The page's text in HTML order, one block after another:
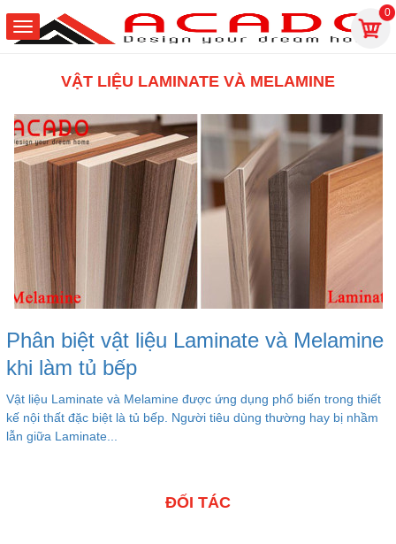
0
VẬT LIỆU LAMINATE VÀ MELAMINE
Phân biệt vật liệu Laminate và Melamine
khi làm tủ bếp
Vật liệu Laminate và Melamine được ứng dụng phổ biến trong thiết
kế nội thất đặc biệt là tủ bếp. Người tiêu dùng thường hay bị nhầm
lẫn giữa Laminate...
ĐỐI TÁC